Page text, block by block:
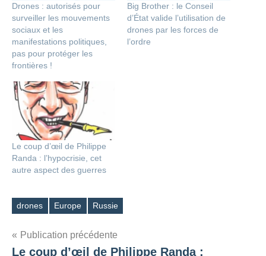
Drones : autorisés pour
surveiller les mouvements
sociaux et les
manifestations politiques,
pas pour protéger les
frontières !
Big Brother : le Conseil
d’État valide l’utilisation de
drones par les forces de
l’ordre
Le coup d’œil de Philippe
Randa : l’hypocrisie, cet
autre aspect des guerres
Étiquettes
drones Europe Russie
Navigation
Publication précédente
Le coup d’œil de Philippe Randa :